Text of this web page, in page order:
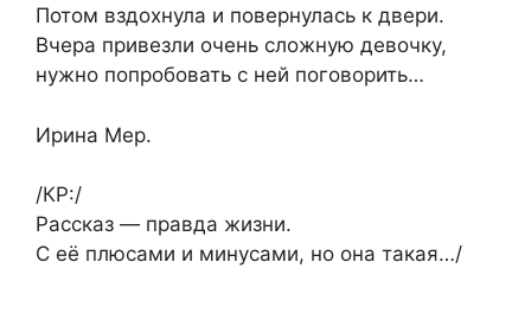
Потом вздохнула и повернулась к двери.
Вчера привезли очень сложную девочку,
нужно попробовать с ней поговорить…
Ирина Мер.
/КР:/
Рассказ — правда жизни.
С её плюсами и минусами, но она такая…/